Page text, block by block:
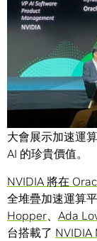
NVIDIA 攜手
業與開發人員的
大會展示加速運
AI 的珍貴價值。
NVIDIA 將在
全堆疊加速運算
Hopper、 Ada
台搭載了